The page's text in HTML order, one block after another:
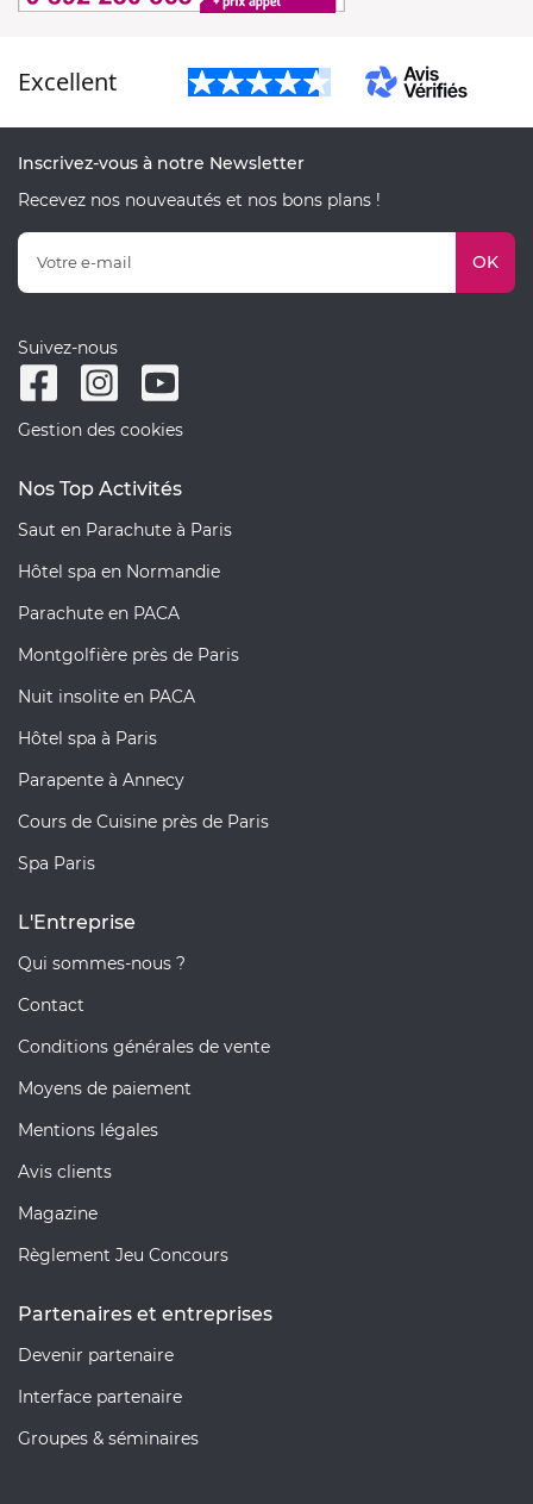
Excellent
Inscrivez-vous à notre Newsletter
Recevez nos nouveautés et nos bons plans !
OK
Suivez-nous
Gestion des cookies
Nos Top Activités
Saut en Parachute à Paris
Hôtel spa en Normandie
Parachute en PACA
Montgolfière près de Paris
Nuit insolite en PACA
Hôtel spa à Paris
Parapente à Annecy
Cours de Cuisine près de Paris
Spa Paris
L'Entreprise
Qui sommes-nous ?
Contact
Conditions générales de vente
Moyens de paiement
Mentions légales
Avis clients
Magazine
Règlement Jeu Concours
Partenaires et entreprises
Devenir partenaire
Interface partenaire
Groupes & séminaires